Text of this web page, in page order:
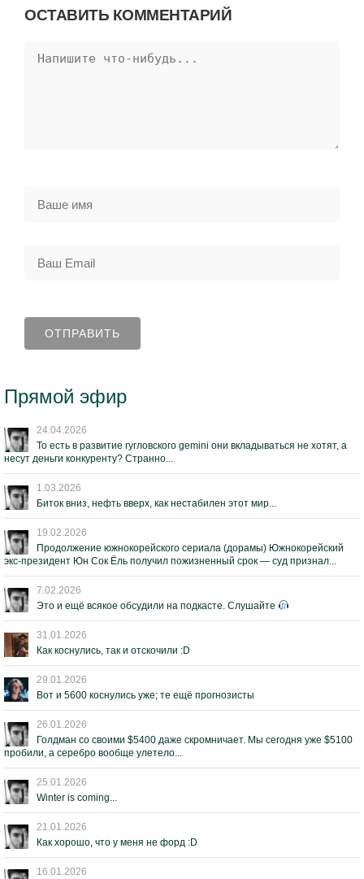
ОСТАВИТЬ КОММЕНТАРИЙ
Прямой эфир
24.04.2026
То есть в развитие гугловского gemini они вкладываться не хотят, а
несут деньги конкуренту? Странно...
1.03.2026
Биток вниз, нефть вверх, как нестабилен этот мир...
19.02.2026
Продолжение южнокорейского сериала (дорамы) Южнокорейский
экс-президент Юн Сок Ёль получил пожизненный срок — суд признал...
7.02.2026
Это и ещё всякое обсудили на подкасте. Слушайте
31.01.2026
Как коснулись, так и отскочили :D
29.01.2026
Вот и 5600 коснулись уже; те ещё прогнозисты
26.01.2026
Голдман со своими $5400 даже скромничает. Мы сегодня уже $5100
пробили, а серебро вообще улетело...
25.01.2026
Winter is coming...
21.01.2026
Как хорошо, что у меня не форд :D
16.01.2026